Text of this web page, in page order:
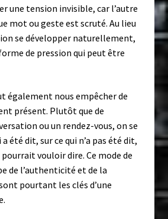
une tension invisible, car l’autre
mot ou geste est scruté. Au lieu
se développer naturellement,
de pression qui peut être
également nous empêcher de
présent. Plutôt que de
ou un rendez-vous, on se
été dit, sur ce qui n’a pas été dit,
pourrait vouloir dire. Ce mode de
de l’authenticité et de la
pourtant les clés d’une